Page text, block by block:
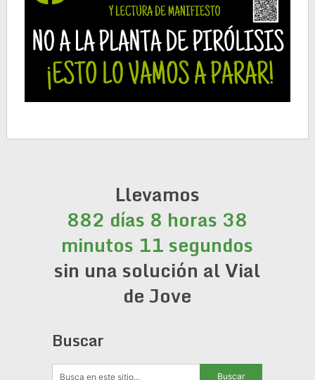
Llevamos
882 días 8 horas 38
minutos 11 segundos
sin una solución al Vial
de Jove
Buscar